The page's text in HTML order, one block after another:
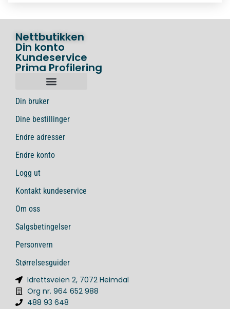
Nettbutikken
Din konto
Kundeservice
Prima Profilering
Din bruker
Dine bestillinger
Endre adresser
Endre konto
Logg ut
Kontakt kundeservice
Om oss
Salgsbetingelser
Personvern
Størrelsesguider
Idrettsveien 2, 7072 Heimdal
Org nr. 964 652 988
488 93 648